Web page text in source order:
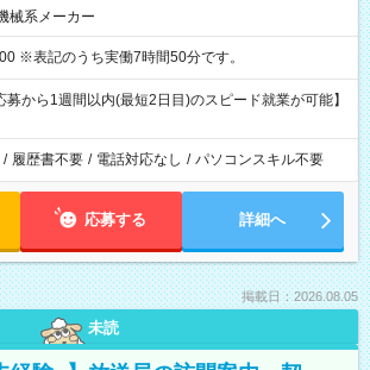
械系メーカー
8:05～17:00 ※表記のうち実働7時間50分です。
募から1週間以内(最短2日目)のスピード就業が可能】
/ 履歴書不要 / 電話対応なし / パソコンスキル不要
応募する 詳細へ
掲載日：2026.08.05
未読